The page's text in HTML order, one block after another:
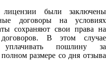
были заключены
договоры на условиях
сохраняют свои права на
В этом случае
уплачивать пошлину за
размере со дня отзыва